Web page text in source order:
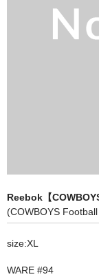
ロングTシャツ
ヘッドギア
シューズ
Reebok【
(COWBOYS
size:XL
WARE #94